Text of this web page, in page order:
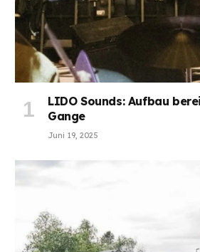
LIDO Sounds: Aufbau
Gange
Juni 19, 2025